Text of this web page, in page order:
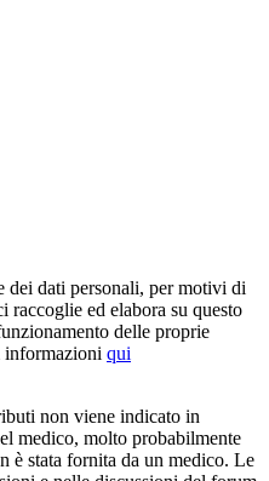
dei dati personali, per motivi di
raccoglie ed elabora su questo
delle proprie
informazioni qui
non viene indicato in
medico, molto probabilmente
è stata fornita da un medico. Le